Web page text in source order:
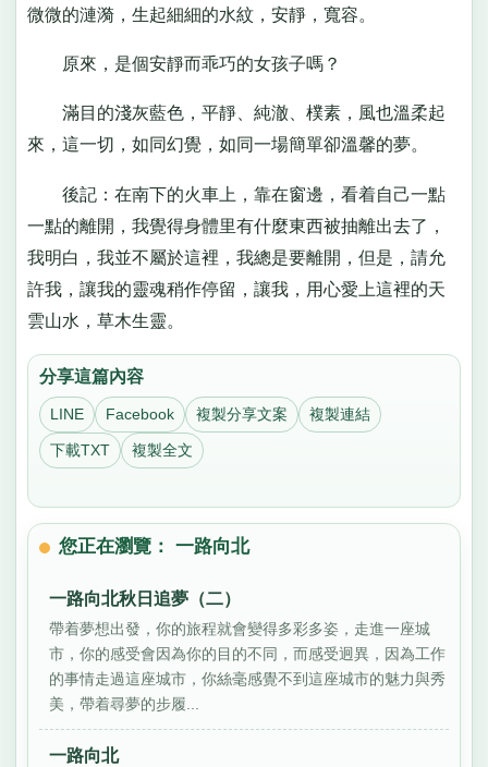
微微的漣漪，生起細細的水紋，安靜，寬容。
原來，是個安靜而乖巧的女孩子嗎？
滿目的淺灰藍色，平靜、純澈、樸素，風也溫柔起
來，這一切，如同幻覺，如同一場簡單卻溫馨的夢。
後記：在南下的火車上，靠在窗邊，看着自己一點
一點的離開，我覺得身體里有什麼東西被抽離出去了，
我明白，我並不屬於這裡，我總是要離開，但是，請允
許我，讓我的靈魂稍作停留，讓我，用心愛上這裡的天
雲山水，草木生靈。
分享這篇內容
LINE Facebook 複製分享文案 複製連結
下載TXT 複製全文
您正在瀏覽： 一路向北
一路向北秋日追夢（二）
帶着夢想出發，你的旅程就會變得多彩多姿，走進一座城
市，你的感受會因為你的目的不同，而感受迥異，因為工作
的事情走過這座城市，你絲毫感覺不到這座城市的魅力與秀
美，帶着尋夢的步履...
一路向北